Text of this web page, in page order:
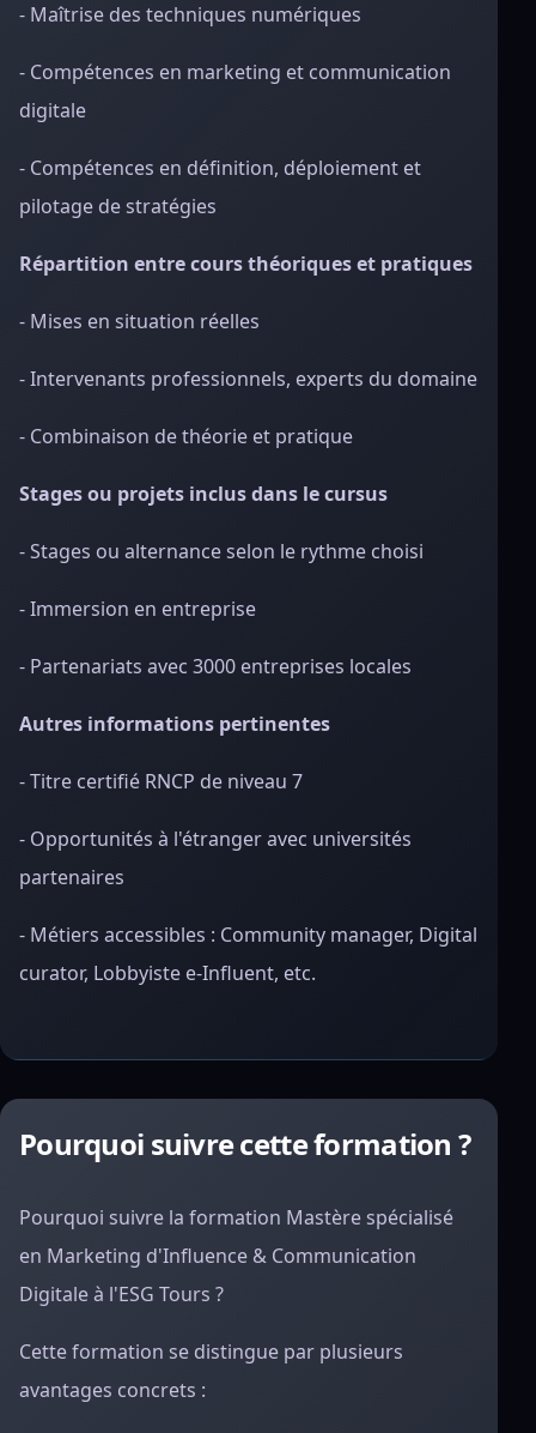
- Maîtrise des techniques numériques
- Compétences en marketing et communication
digitale
- Compétences en définition, déploiement et
pilotage de stratégies
Répartition entre cours théoriques et pratiques
- Mises en situation réelles
- Intervenants professionnels, experts du domaine
- Combinaison de théorie et pratique
Stages ou projets inclus dans le cursus
- Stages ou alternance selon le rythme choisi
- Immersion en entreprise
- Partenariats avec 3000 entreprises locales
Autres informations pertinentes
- Titre certifié RNCP de niveau 7
- Opportunités à l'étranger avec universités
partenaires
- Métiers accessibles : Community manager, Digital
curator, Lobbyiste e-Influent, etc.
Pourquoi suivre cette formation ?
Pourquoi suivre la formation Mastère spécialisé
en Marketing d'Influence & Communication
Digitale à l'ESG Tours ?
Cette formation se distingue par plusieurs
avantages concrets :